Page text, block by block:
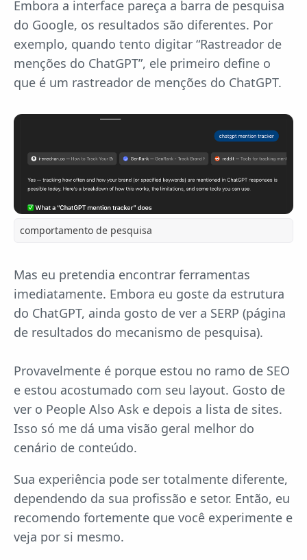
Embora a interface pareça a barra de pesquisa
do Google, os resultados são diferentes. Por
exemplo, quando tento digitar “Rastreador de
menções do ChatGPT”, ele primeiro define o
que é um rastreador de menções do ChatGPT.
comportamento de pesquisa
Mas eu pretendia encontrar ferramentas
imediatamente. Embora eu goste da estrutura
do ChatGPT, ainda gosto de ver a SERP (página
de resultados do mecanismo de pesquisa).
Provavelmente é porque estou no ramo de SEO
e estou acostumado com seu layout. Gosto de
ver o People Also Ask e depois a lista de sites.
Isso só me dá uma visão geral melhor do
cenário de conteúdo.
Sua experiência pode ser totalmente diferente,
dependendo da sua profissão e setor. Então, eu
recomendo fortemente que você experimente e
veja por si mesmo.